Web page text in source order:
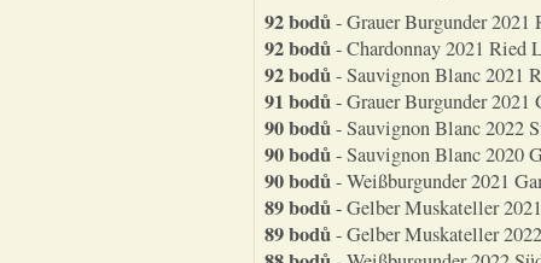
92 bodů- Grauer Burgunder 2021
92 bodů- Chardonnay 2021 Ried
92 bodů- Sauvignon Blanc 2021
91 bodů- Grauer Burgunder
90 bodů- Sauvignon Blanc 2022
90 bodů- Sauvignon Blanc 2020
90 bodů- Weißburgunder 2021
89 bodů- Gelber Muskateller
89 bodů- Gelber Muskateller